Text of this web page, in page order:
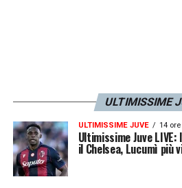
ULTIMISSIME
ULTIMISSIME JUVE 14
Ultimissime Juve
il Chelsea, Lucumì più